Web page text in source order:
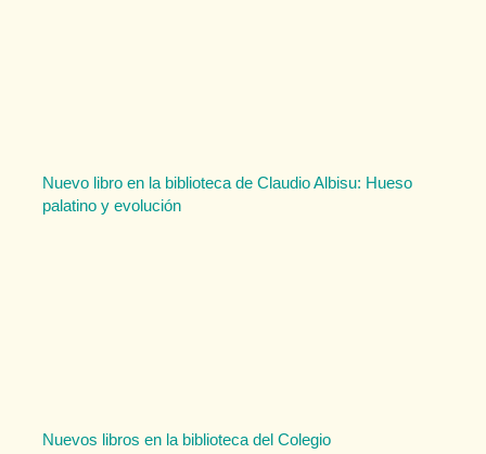
Nuevo libro en la biblioteca de Claudio Albisu: Hueso
palatino y evolución
Nuevos libros en la biblioteca del Colegio